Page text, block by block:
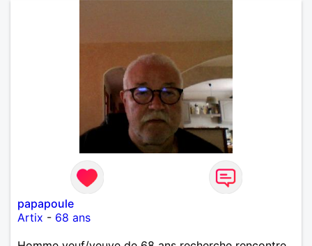
papapoule
Artix - 68 ans